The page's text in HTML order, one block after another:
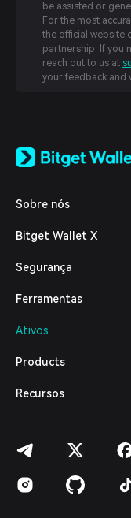
be assisted or
For the most
the official website
partnership. If you
reach out to us at
your feedback and
日本語
Español (Latinoamérica)
Italiano
Deutsch
繁體中文
Bahasa Indonesia
हिन्दी
Español (Argentina)
Sobre nós
Bitget Wallet X
Segurança
Ferramentas
Ativos
Products
Recursos